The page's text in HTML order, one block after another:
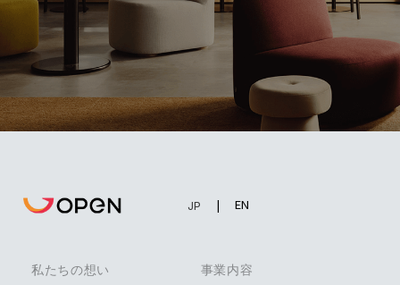
EN
JP
私たちの想い
事業内容